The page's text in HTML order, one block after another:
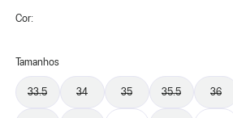
Cor:
Tamanhos
33.5 34 35 35.5 36